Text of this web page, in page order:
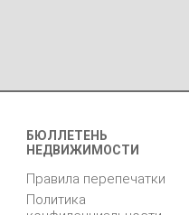
БЮЛЛЕТЕНЬ
НЕДВИЖИМОСТИ
Правила перепечатки
Политика